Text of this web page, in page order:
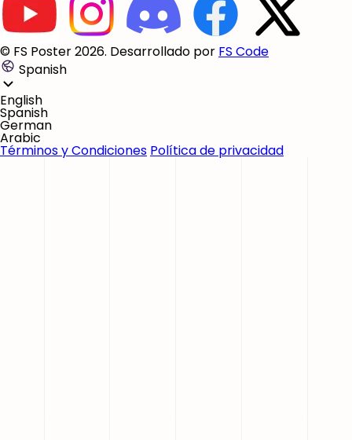
© FS Poster 2026. Desarrollado por FS Code
Spanish
English
Spanish
German
Arabic
Términos y Condiciones Política de privacidad